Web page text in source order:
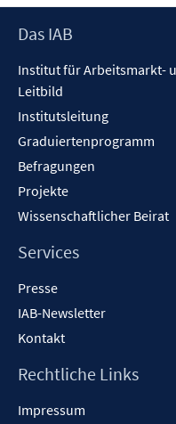
r
f
e
n
Footer
Das IAB
Institut für Arbeitsmarkt-
Leitbild
Institutsleitung
Graduiertenprogramm
Befragungen
Projekte
Wissenschaftlicher Beirat
Services
Presse
IAB-Newsletter
Kontakt
Rechtliche Links
Impressum